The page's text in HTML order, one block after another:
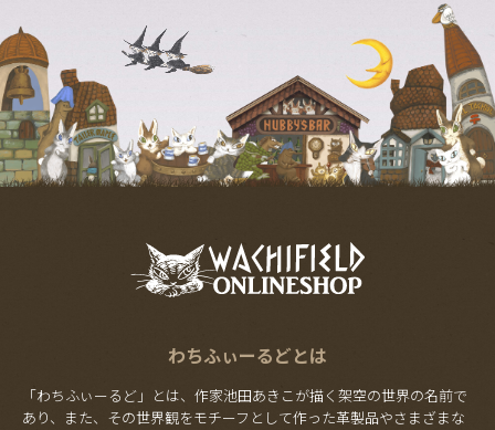
わちふぃーるどとは
「わちふぃーるど」とは、作家池田あきこが描く架空の世界の名前で
あり、また、その世界観をモチーフとして作った革製品やさまざまな